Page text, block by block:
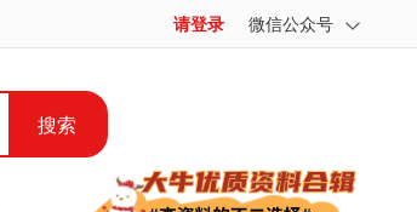
请登录 微信公众号
搜索